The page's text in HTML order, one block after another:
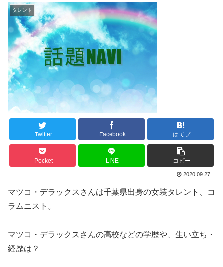
タレント
Twitter Facebook はてブ
Pocket LINE コピー
2020.09.27
マツコ・デラックスさんは千葉県出身の女装タレント、コ
ラムニスト。
マツコ・デラックスさんの高校などの学歴や、生い立ち・
経歴は？